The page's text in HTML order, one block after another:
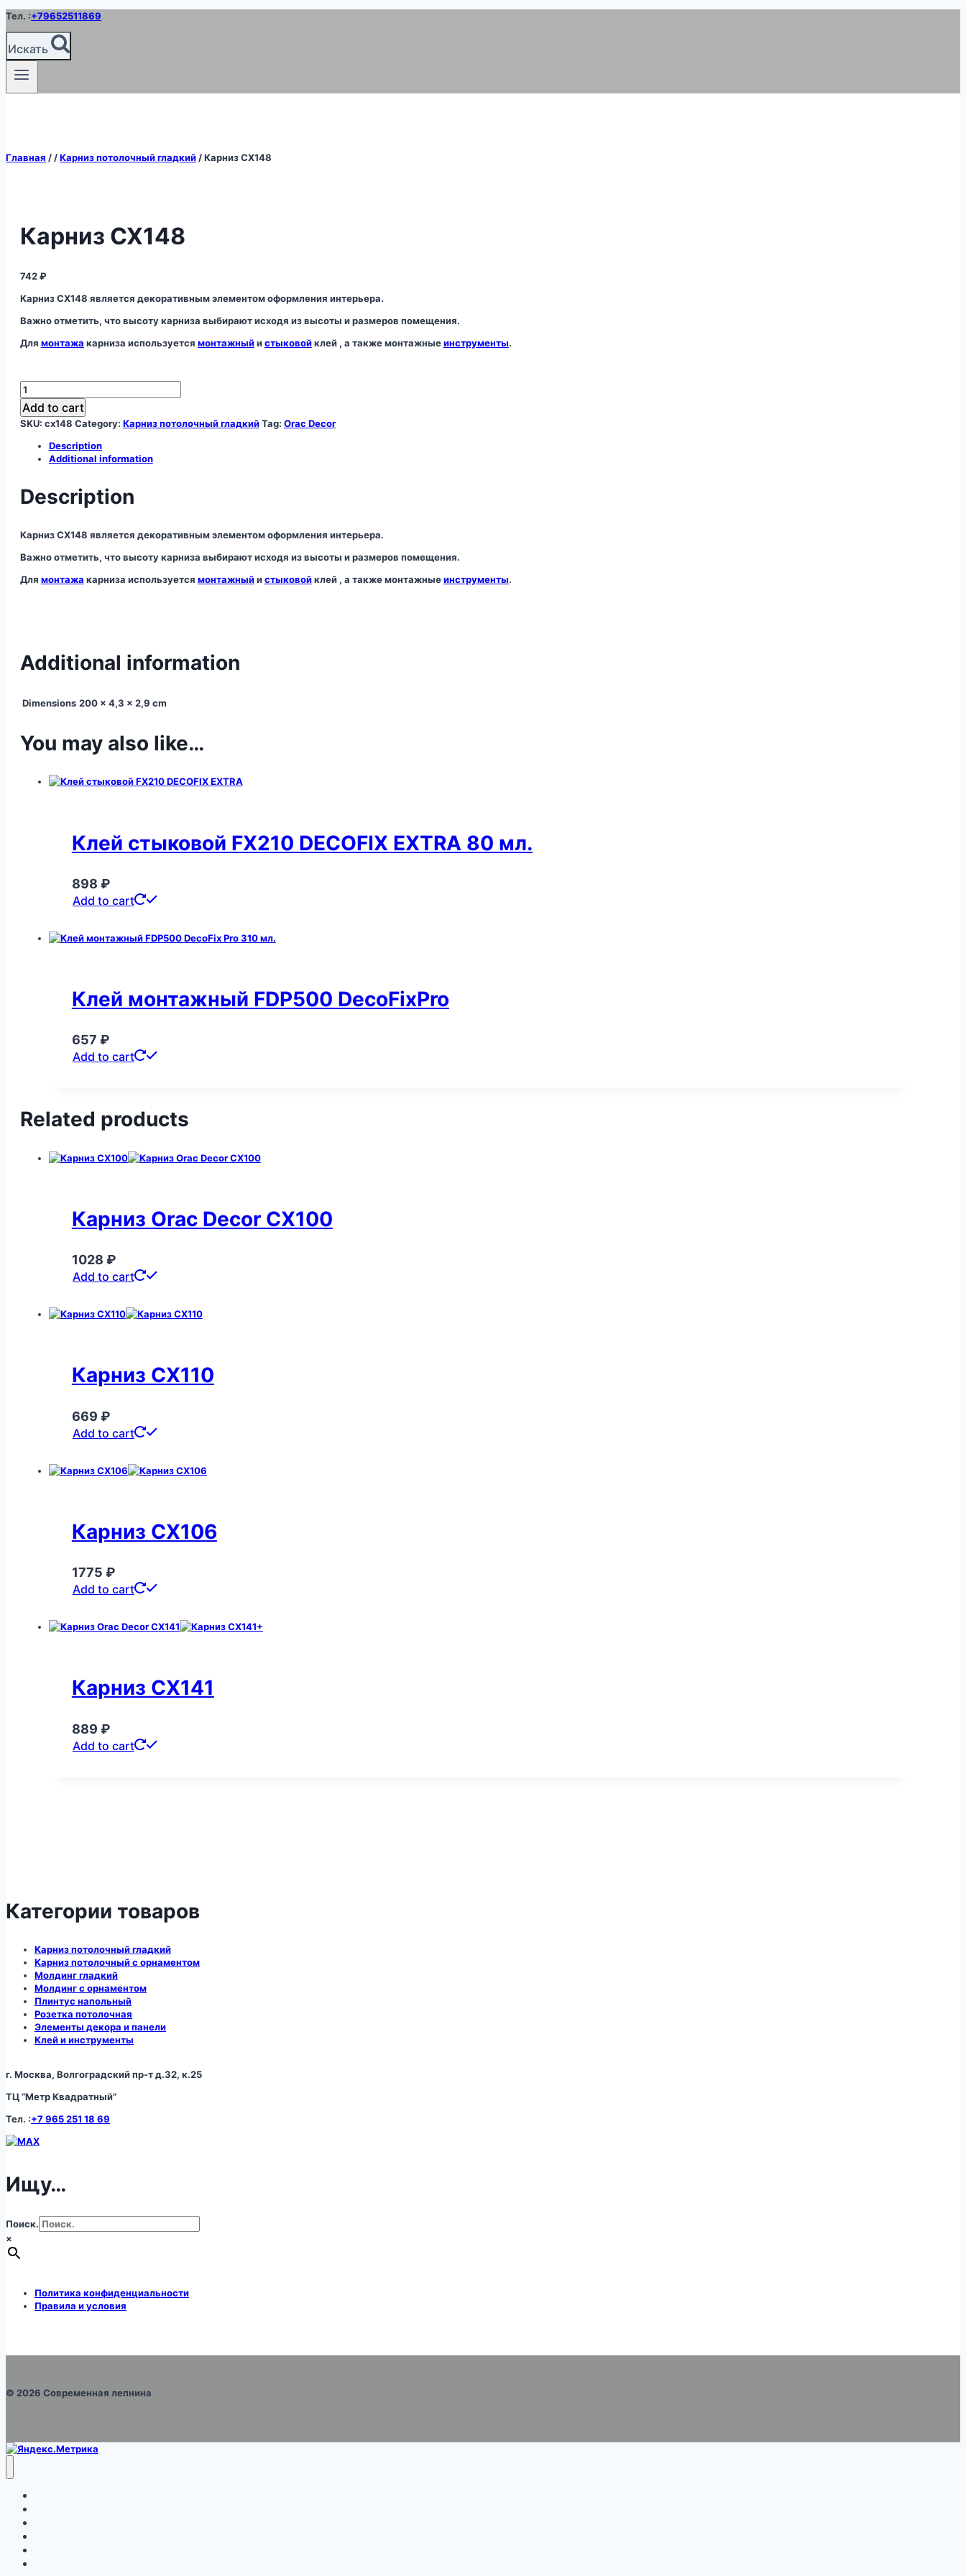
Перейти
содержимому
Тел. :+79652511869
Искать
Главная / /Карниз потолочный гладкий /Карниз CX148
Карниз CX148
742₽
Карниз CX148 является декоративным элементом оформления интерьера.
Важно отметить, что высоту карниза выбирают исходя из высоты и размеров помещения.
Для монтажа карниза используется монтажныйистыковойклей , а также монтажныеинструменты.
Карниз
CX148
quantity
Add to cart
SKU: cx148 Category: Карниз потолочный гладкийTag: Orac Decor
Description
Additional information
Description
Карниз CX148 является декоративным элементом оформления интерьера.
Важно отметить, что высоту карниза выбирают исходя из высоты и размеров помещения.
Для монтажа карниза используется монтажныйистыковойклей , а также монтажныеинструменты.
Additional information
Dimensions 200 × 4,3 × 2,9 cm
You may also like…
Клей стыковой FX210 DECOFIX EXTRA 80 мл.
898 ₽
Add to cart
Клей монтажный FDP500 DecoFixPro
657 ₽
Add to cart
Related products
Карниз Orac Decor CX100
1028 ₽
Add to cart
Карниз CX110
669 ₽
Add to cart
Карниз CX106
1775 ₽
Add to cart
Карниз CX141
889 ₽
Add to cart
Категории товаров
Карниз потолочный гладкий
Карниз потолочный с орнаментом
Молдинг гладкий
Молдинг с орнаментом
Плинтус напольный
Розетка потолочная
Элементы декора и панели
Клей и инструменты
г. Москва, Волгоградский пр-т д.32, к.25
ТЦ “Метр Квадратный”
Тел. :+7 965 251 18 69
Ищу…
Поиск.
×
Политика конфиденциальности
Правила и условия
© 2026 Современная лепнина